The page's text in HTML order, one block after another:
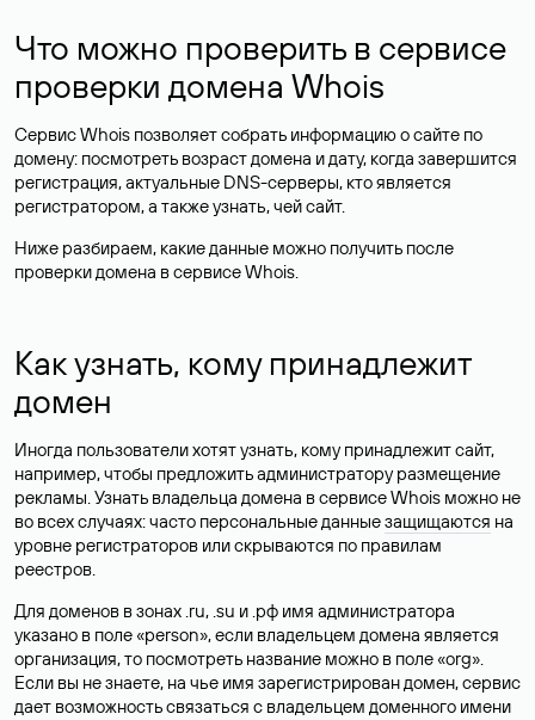
Что можно проверить в сервисе
проверки домена Whois
Сервис Whois позволяет собрать информацию о сайте по
домену: посмотреть возраст домена и дату, когда завершится
регистрация, актуальные DNS-серверы, кто является
регистратором, а также узнать, чей сайт.
Ниже разбираем, какие данные можно получить после
проверки домена в сервисе Whois.
Как узнать, кому принадлежит
домен
Иногда пользователи хотят узнать, кому принадлежит сайт,
например, чтобы предложить администратору размещение
рекламы. Узнать владельца домена в сервисе Whois можно не
во всех случаях: часто персональные данныезащищаются на
уровне регистраторов или скрываются по правилам
реестров.
Для доменов в зонах .ru, .su и .рф имя администратора
указано в поле «person», если владельцем домена является
организация, то посмотреть название можно в поле «org».
Если вы не знаете, на чье имя зарегистрирован домен, сервис
дает возможность связаться с владельцем доменного имени